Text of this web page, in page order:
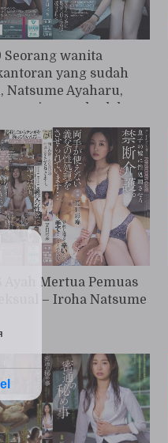
Seorang wanita
yang sudah
Natsume Ayaharu,
perbudakan
tangan bosnya yang
dan bajingan,
yang tidak
dia lawan, dan
terima dengan
Ayah Mertua Pemuas
– Iroha Natsume